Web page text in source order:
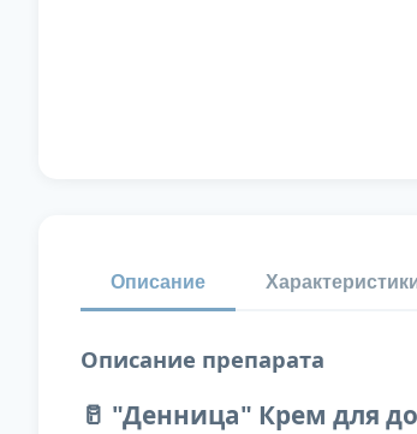
Описание
Описание препарата
🥛 "Денница" Крем для